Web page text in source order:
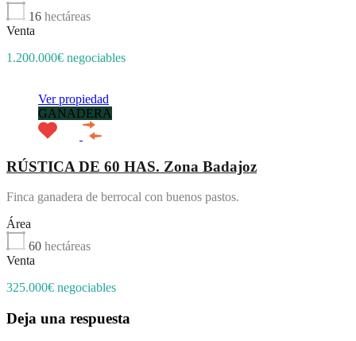
16 hectáreas
Venta
1.200.000€ negociables
Ver propiedad
GANADERA
RÚSTICA DE 60 HAS. Zona Badajoz
Finca ganadera de berrocal con buenos pastos.
Área
60 hectáreas
Venta
325.000€ negociables
Deja una respuesta